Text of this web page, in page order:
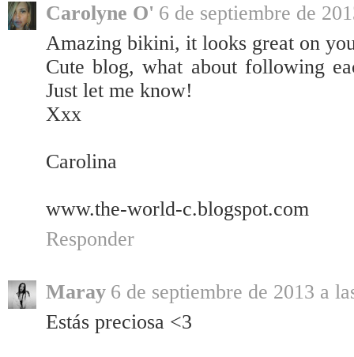
Carolyne O' 6 de septiembre de
Amazing bikini, it looks great on
Cute blog, what about following
Just let me know!
Xxx
Carolina
www.the-world-c.blogspot.com
Responder
Maray 6 de septiembre de 2013 a
Estás preciosa <3